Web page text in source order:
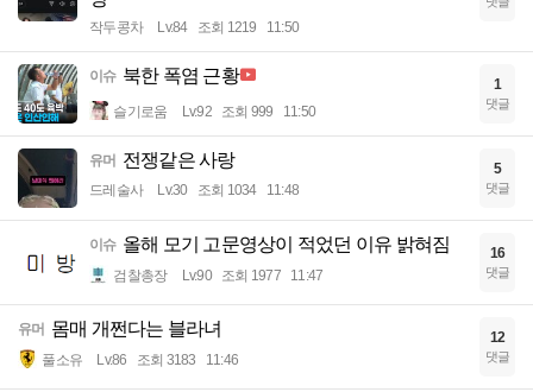
작두콩차 Lv.84 조회 1219 11:50
이슈 북한 폭염 근황
슬기로움 Lv.92 조회 999 11:50
1
댓글
유머 전쟁같은 사랑
드레술사 Lv.30 조회 1034 11:48
5
댓글
이슈 올해 모기 고문영상이 적었던 이유 밝혀짐
검찰총장 Lv.90 조회 1977 11:47
16
댓글
유머 몸매 개쩐다는 블라녀
풀소유 Lv.86 조회 3183 11:46
12
댓글